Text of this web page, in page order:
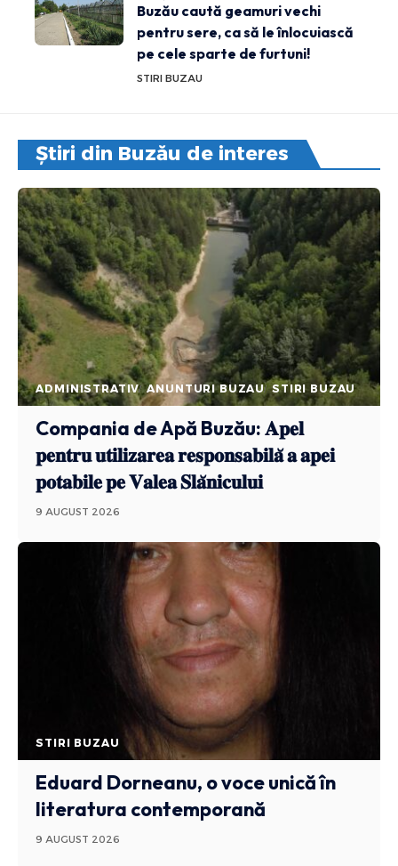
Buzău caută geamuri vechi
pentru sere, ca să le înlocuiască
pe cele sparte de furtuni!
STIRI BUZAU
Știri din Buzău de interes
ADMINISTRATIV ANUNTURI BUZAU STIRI BUZAU
Compania de Apă Buzău: 𝐀𝐩𝐞𝐥
𝐩𝐞𝐧𝐭𝐫𝐮 𝐮𝐭𝐢𝐥𝐢𝐳𝐚𝐫𝐞𝐚 𝐫𝐞𝐬𝐩𝐨𝐧𝐬𝐚𝐛𝐢𝐥𝐚̆ 𝐚 𝐚𝐩𝐞𝐢
𝐩𝐨𝐭𝐚𝐛𝐢𝐥𝐞 𝐩𝐞 𝐕𝐚𝐥𝐞𝐚 𝐒𝐥𝐚̆𝐧𝐢𝐜𝐮𝐥𝐮𝐢
9 AUGUST 2026
STIRI BUZAU
Eduard Dorneanu, o voce unică în
literatura contemporană
9 AUGUST 2026